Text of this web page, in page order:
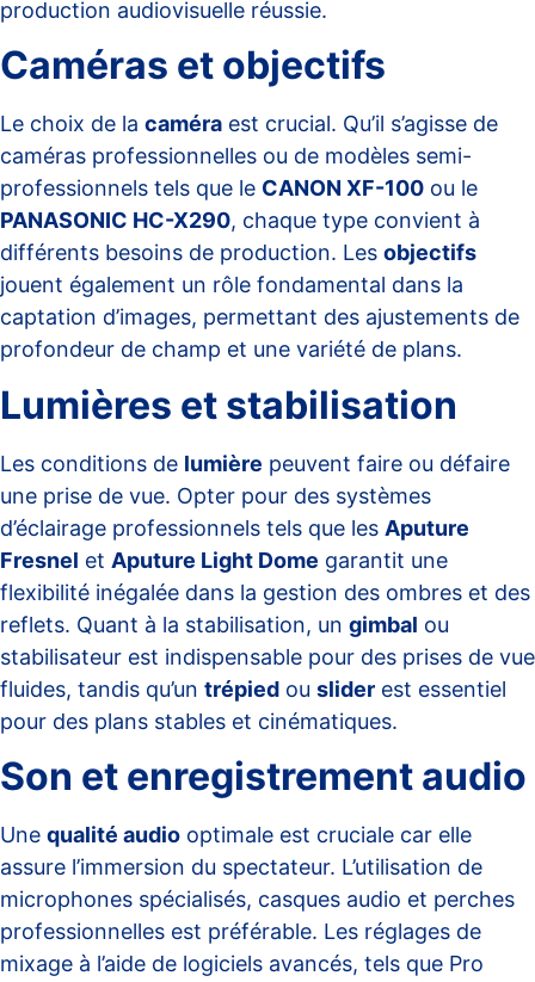
production audiovisuelle réussie.
Caméras et objectifs
Le choix de la caméra est crucial. Qu’il s’agisse de
caméras professionnelles ou de modèles semi-
professionnels tels que le CANON XF-100 ou le
PANASONIC HC-X290, chaque type convient à
différents besoins de production. Les objectifs
jouent également un rôle fondamental dans la
captation d’images, permettant des ajustements de
profondeur de champ et une variété de plans.
Lumières et stabilisation
Les conditions de lumière peuvent faire ou défaire
une prise de vue. Opter pour des systèmes
d’éclairage professionnels tels que les Aputure
Fresnel et Aputure Light Dome garantit une
flexibilité inégalée dans la gestion des ombres et des
reflets. Quant à la stabilisation, un gimbal ou
stabilisateur est indispensable pour des prises de vue
fluides, tandis qu’un trépied ou slider est essentiel
pour des plans stables et cinématiques.
Son et enregistrement audio
Une qualité audio optimale est cruciale car elle
assure l’immersion du spectateur. L’utilisation de
microphones spécialisés, casques audio et perches
professionnelles est préférable. Les réglages de
mixage à l’aide de logiciels avancés, tels que Pro